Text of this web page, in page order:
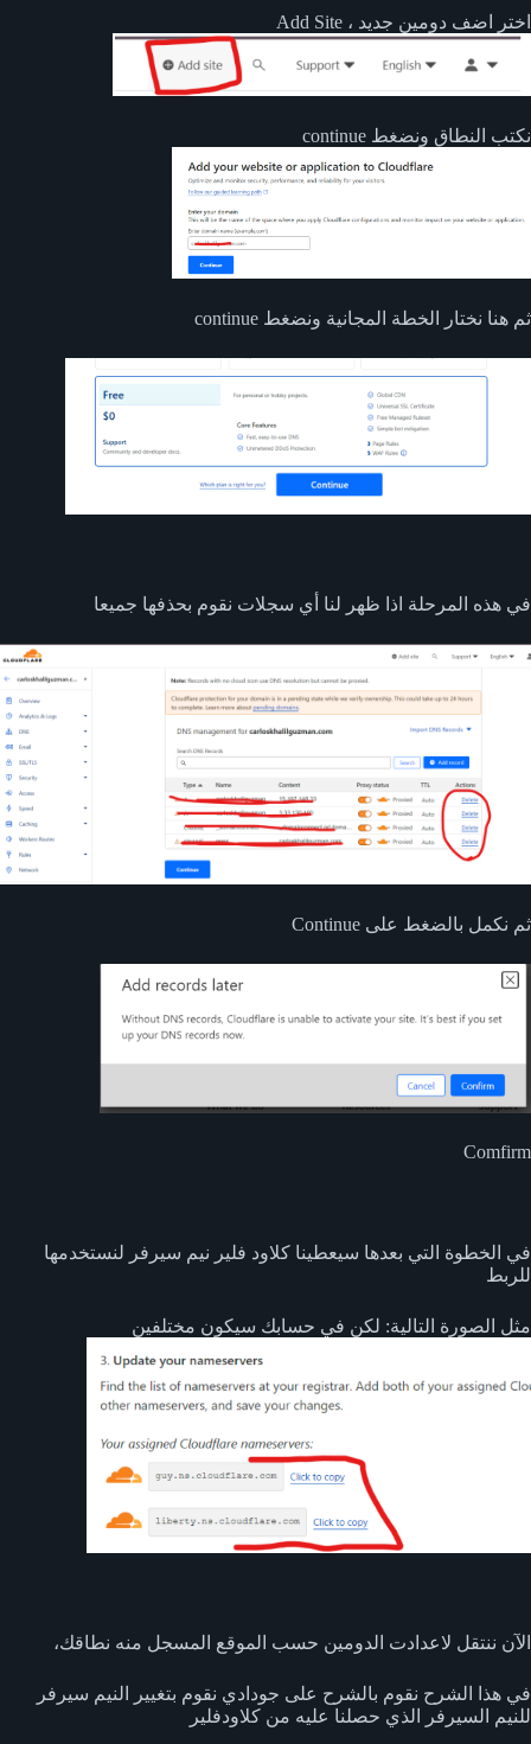
اختر اضف دومين جديد ، Add Site
نكتب النطاق ونضغط continue
ثم هنا نختار الخطة المجانية ونضغط continue
في هذه المرحلة اذا ظهر لنا أي سجلات نقوم بحذفها جميعا
ثم نكمل بالضغط على Continue
Comfirm
في الخطوة التي بعدها سيعطينا كلاود فلير نيم سيرفر لنستخدمها
للربط
مثل الصورة التالية: لكن في حسابك سيكون مختلفين
الآن ننتقل لاعدادت الدومين حسب الموقع المسجل منه نطاقك،
في هذا الشرح نقوم بالشرح على جودادي نقوم بتغيير النيم سيرفر
للنيم السيرفر الذي حصلنا عليه من كلاودفلير